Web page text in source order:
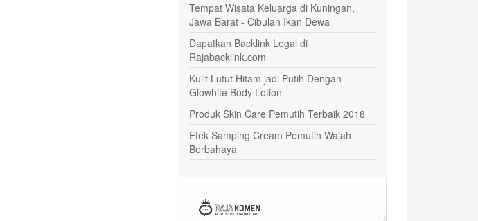
Tempat Wisata Keluarga di Kuningan,
Jawa Barat - Cibulan Ikan Dewa
Dapatkan Backlink Legal di
Rajabacklink.com
Kulit Lutut Hitam jadi Putih Dengan
Glowhite Body Lotion
Produk Skin Care Pemutih Terbaik 2018
Efek Samping Cream Pemutih Wajah
Berbahaya